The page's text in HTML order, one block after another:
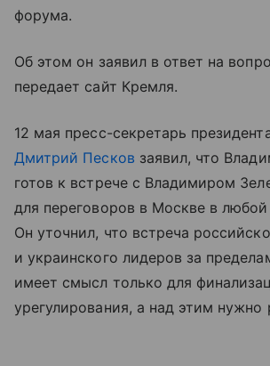
форума.
Об этом он заявил в ответ на
передает сайт Кремля.
12 мая пресс-секретарь
Дмитрий Песков заявил, что
готов к встрече с Владимиром
для переговоров в Москве в
Он уточнил, что встреча
и украинского лидеров за
имеет смысл только для
урегулирования, а над этим нужно